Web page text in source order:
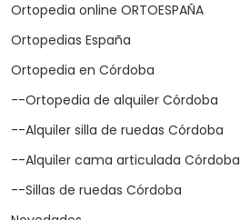
Ortopedia online ORTOESPAÑA
Ortopedias España
Ortopedia en Córdoba
--Ortopedia de alquiler Córdoba
--Alquiler silla de ruedas Córdoba
--Alquiler cama articulada Córdoba
--Sillas de ruedas Córdoba